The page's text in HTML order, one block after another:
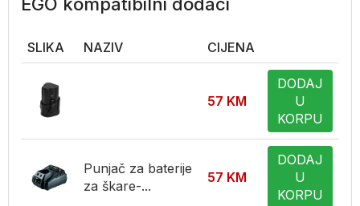
SLIKA NAZIV CIJENA
57 KM
DODAJ
U
KORPU
Punjač za baterije
za škare-...
57 KM
DODAJ
U
KORPU